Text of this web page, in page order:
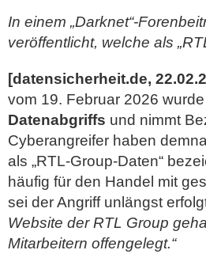
In einem „Darknet“-
veröffentlicht, welche als
[datensicherheit.de,
vom 19. Februar 2026
Datenabgriffs und nimmt
Cyberangreifer haben
als „RTL-Group-Daten“
häufig für den Handel mit
sei der Angriff unlängst
Website der RTL Group
Mitarbeitern offengelegt.“